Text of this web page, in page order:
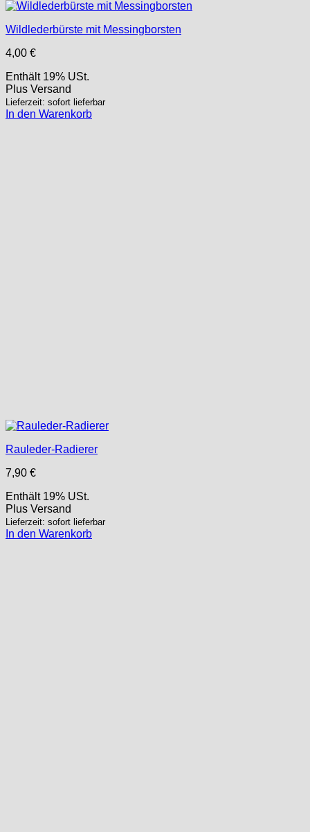
Wildlederbürste mit Messingborsten
4,00 €
Enthält 19% USt.
Plus Versand
Lieferzeit: sofort lieferbar
In den Warenkorb
Rauleder-Radierer
7,90 €
Enthält 19% USt.
Plus Versand
Lieferzeit: sofort lieferbar
In den Warenkorb